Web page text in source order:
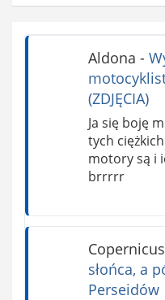
Aldona -
(ZDJĘCIA)
Ja się boję
tych
motory są i
brrrrr
Copernicus
słońca, a
Perseidów